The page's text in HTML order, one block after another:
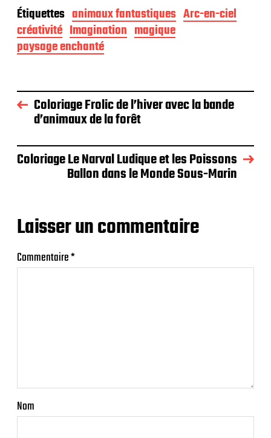
Étiquettes animaux fantastiques Arc-en-ciel
créativité Imagination magique
paysage enchanté
Coloriage Frolic de l’hiver avec la bande
d’animaux de la forêt
Coloriage Le Narval Ludique et les Poissons
Ballon dans le Monde Sous-Marin
Laisser un commentaire
Commentaire*
Nom